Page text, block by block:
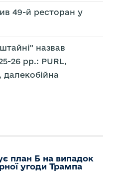
49-й ресторан у
назвав
26 рр.: PURL,
далекобійна
план Б на випадок
угоди Трампа